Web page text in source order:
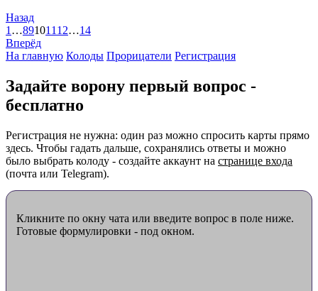
Назад
1 …891011 12…14
Вперёд
На главную Колоды Прорицатели Регистрация
Задайте ворону первый вопрос -
бесплатно
Регистрация не нужна: один раз можно спросить карты прямо
здесь. Чтобы гадать дальше, сохранялись ответы и можно
было выбрать колоду - создайте аккаунт на странице входа
(почта или Telegram).
Кликните по окну чата или введите вопрос в поле ниже.
Готовые формулировки - под окном.